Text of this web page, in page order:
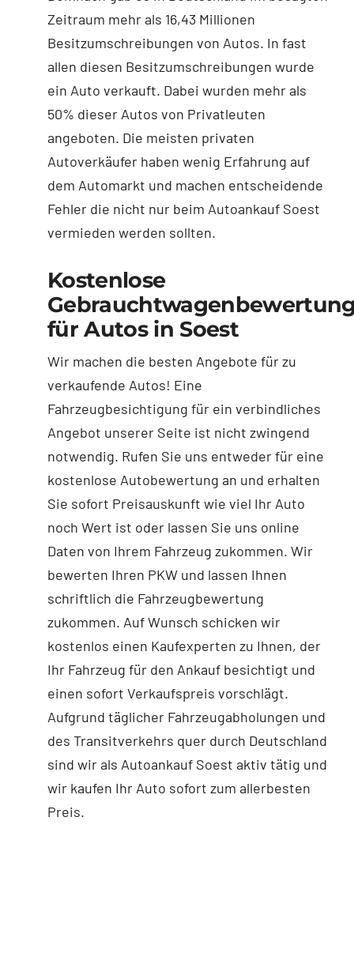
Zeitraum mehr als 16,43 Millionen
Besitzumschreibungen von Autos. In fast
allen diesen Besitzumschreibungen wurde
ein Auto verkauft. Dabei wurden mehr als
50% dieser Autos von Privatleuten
angeboten. Die meisten privaten
Autoverkäufer haben wenig Erfahrung auf
dem Automarkt und machen entscheidende
Fehler die nicht nur beim Autoankauf Soest
vermieden werden sollten.
Kostenlose
für Autos in Soest
Wir machen die besten Angebote für zu
verkaufende Autos! Eine
Fahrzeugbesichtigung für ein verbindliches
Angebot unserer Seite ist nicht zwingend
notwendig. Rufen Sie uns entweder für eine
kostenlose Autobewertung an und erhalten
Sie sofort Preisauskunft wie viel Ihr Auto
noch Wert ist oder lassen Sie uns online
Daten von Ihrem Fahrzeug zukommen. Wir
bewerten Ihren PKW und lassen Ihnen
schriftlich die Fahrzeugbewertung
zukommen. Auf Wunsch schicken wir
kostenlos einen Kaufexperten zu Ihnen, der
Ihr Fahrzeug für den Ankauf besichtigt und
einen sofort Verkaufspreis vorschlägt.
Aufgrund täglicher Fahrzeugabholungen und
des Transitverkehrs quer durch Deutschland
sind wir als Autoankauf Soest aktiv tätig und
wir kaufen Ihr Auto sofort zum allerbesten
Preis.